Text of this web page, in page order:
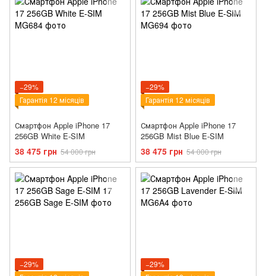
−29%
Гарантія 12 місяців
Смартфон Apple iPhone 17
256GB White E-SIM
38 475 грн 54 000 грн
−29%
Гарантія 12 місяців
Смартфон Apple iPhone 17
256GB Mist Blue E-SIM
38 475 грн 54 000 грн
−29%
−29%